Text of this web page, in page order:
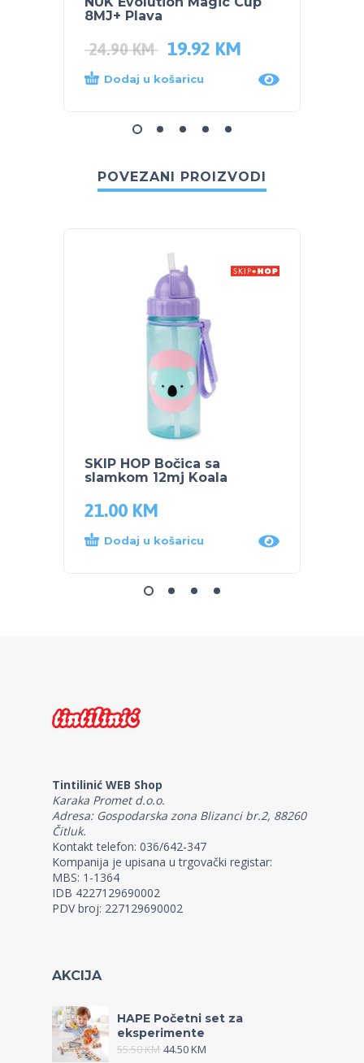
8MJ+ Plava
24.90KM 19.92 KM
Dodaj u košaricu
POVEZANI PROIZVODI
SKIP HOP Bočica sa
slamkom 12mj Koala
21.00 KM
Dodaj u košaricu
Tintilinić WEB Shop
Karaka Promet d.o.o.
Adresa: Gospodarska zona Blizanci br.2, 88260
Čitluk.
Kontakt telefon: 036/642-347
Kompanija je upisana u trgovački registar:
MBS: 1-1364
IDB 4227129690002
PDV broj: 227129690002
AKCIJA
HAPE Početni set za
eksperimente
55.50KM 44.50KM